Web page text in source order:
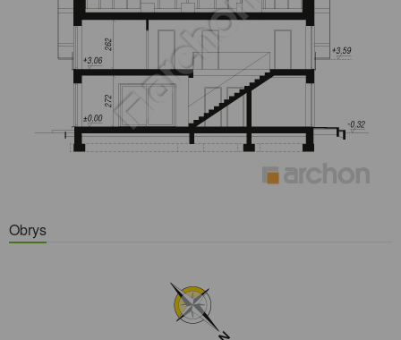
Obrys